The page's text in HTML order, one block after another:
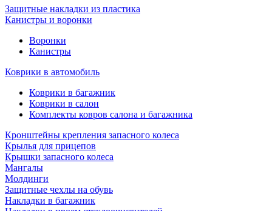
Защитные накладки из пластика
Канистры и воронки
Воронки
Канистры
Коврики в автомобиль
Коврики в багажник
Коврики в салон
Комплекты ковров салона и багажника
Кронштейны крепления запасного колеса
Крылья для прицепов
Крышки запасного колеса
Мангалы
Молдинги
Защитные чехлы на обувь
Накладки в багажник